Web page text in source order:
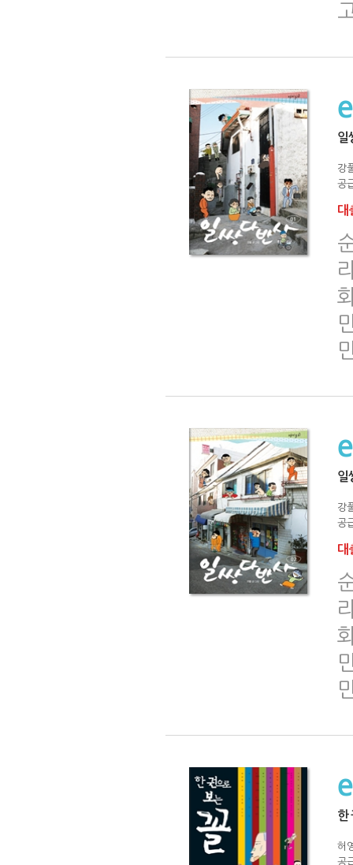
일
강
공
대
일
강
공
대
한
허
공